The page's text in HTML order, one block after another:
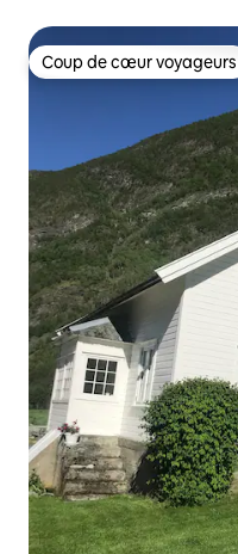
Coup de cœur voyageurs
Coup de cœur voyageurs